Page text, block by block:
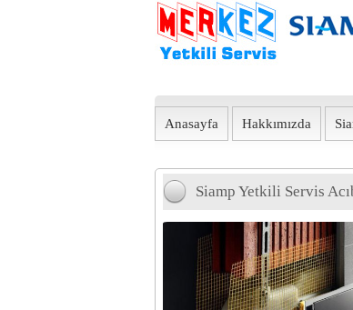
Anasayfa Hakkımızda
Siamp Yetkili Servis